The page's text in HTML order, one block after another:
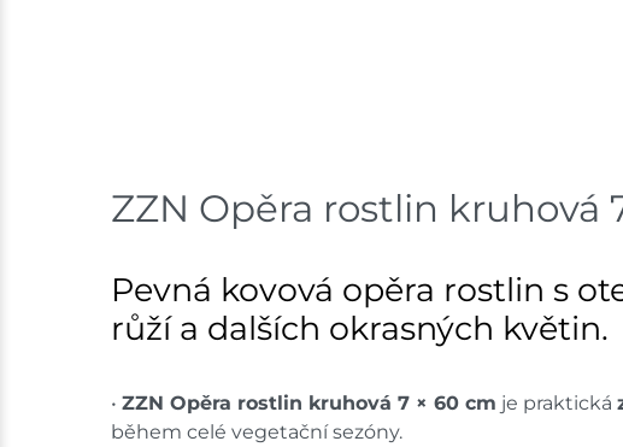
ZZN Opěra rostlin kruhová
Pevná kovová opěra rostlin s
růží a dalších okrasných květin.
• ZZN Opěra rostlin kruhová 7 × 60 cm je praktická
během celé vegetační sezóny.